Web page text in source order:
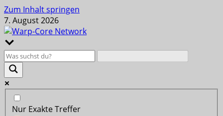
Zum Inhalt springen
7. August 2026
Nur Exakte Treffer